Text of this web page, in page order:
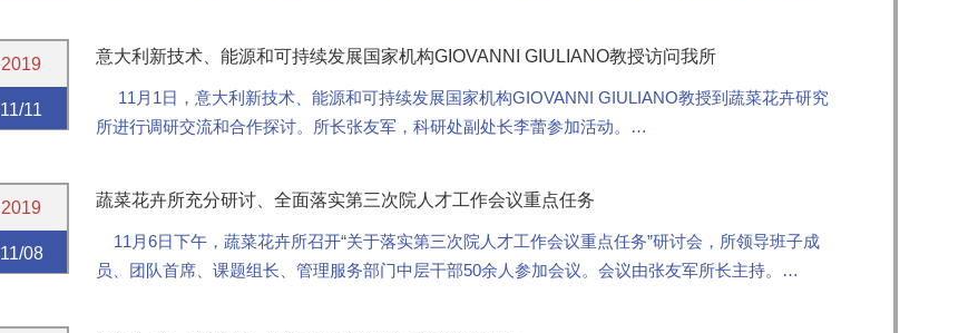
2019
11/11
意大利新技术、能源和可持续发展国家机构GIOVANNI GIULIANO教授访问我所
11月1日，意大利新技术、能源和可持续发展国家机构GIOVANNI GIULIANO教授到蔬菜花卉研究
所进行调研交流和合作探讨。所长张友军，科研处副处长李蕾参加活动。
2019
11/08
蔬菜花卉所充分研讨、全面落实第三次院人才工作会议重点任务
11月6日下午，蔬菜花卉所召开“关于落实第三次院人才工作会议重点任务”研讨会，所领导班子成
员、团队首席、课题组长、管理服务部门中层干部50余人参加会议。会议由张友军所长主持。